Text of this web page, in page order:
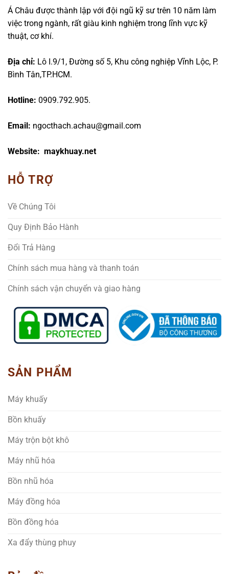
Á Châu được thành lập với đội ngũ kỹ sư trên 10 năm làm
việc trong ngành, rất giàu kinh nghiệm trong lĩnh vực kỹ
thuật, cơ khí.
Địa chỉ: Lô I.9/1, Đường số 5, Khu công nghiệp Vĩnh Lộc, P.
Bình Tân,TP.HCM.
Hotline: 0909.792.905.
Email: ngocthach.achau@gmail.com
Website: maykhuay.net
HỖ TRỢ
Về Chúng Tôi
Quy Định Bảo Hành
Đổi Trả Hàng
Chính sách mua hàng và thanh toán
Chính sách vận chuyển và giao hàng
SẢN PHẨM
Máy khuấy
Bồn khuấy
Máy trộn bột khô
Máy nhũ hóa
Bồn nhũ hóa
Máy đồng hóa
Bồn đồng hóa
Xa đẩy thùng phuy